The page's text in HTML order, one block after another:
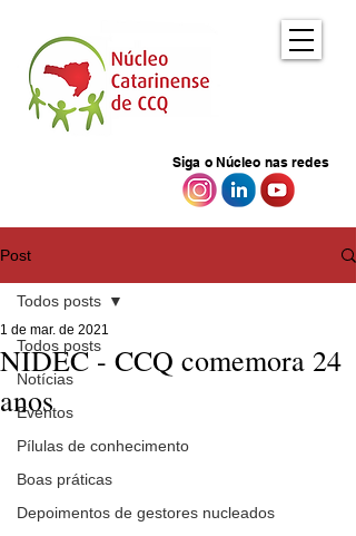
Siga o Núcleo nas redes
Post
Todos posts
Notícias
Eventos
Pílulas de conhecimento
Boas práticas
Depoimentos de gestores nucleados
Todos posts
NIDEC - CCQ comemora 24
anos
1 de mar. de 2021